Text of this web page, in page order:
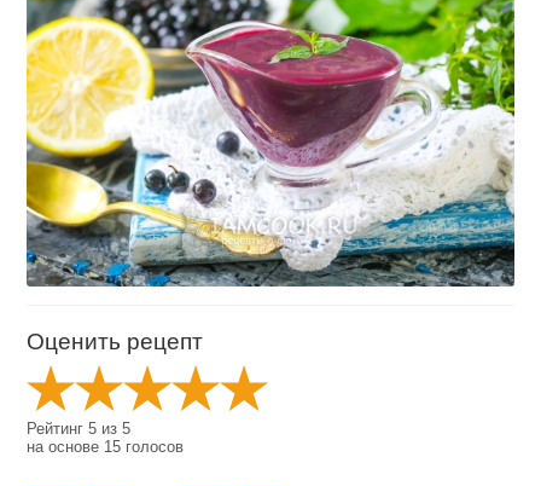
Оценить рецепт
Рейтинг5 из5
на основе 15 голосов